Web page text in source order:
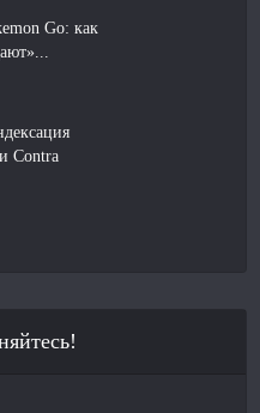
Go: как
Contra